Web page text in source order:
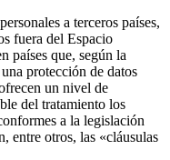
a terceros países,
fuera del Espacio
países que, según la
protección de datos
un nivel de
del tratamiento los
a la legislación
entre otros, las «cláusulas